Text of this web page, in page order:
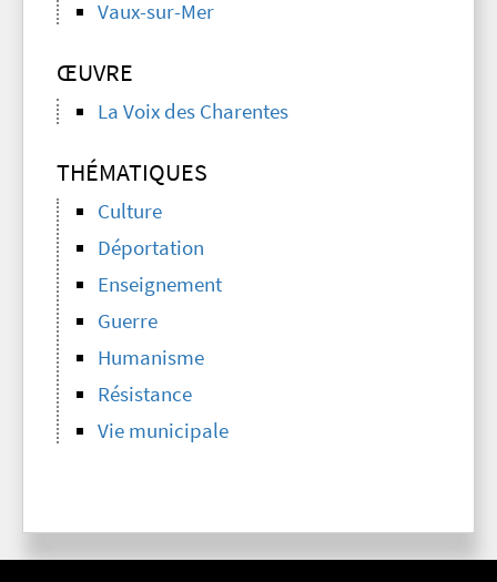
Vaux-sur-Mer
ŒUVRE
La Voix des Charentes
THÉMATIQUES
Culture
Déportation
Enseignement
Guerre
Humanisme
Résistance
Vie municipale